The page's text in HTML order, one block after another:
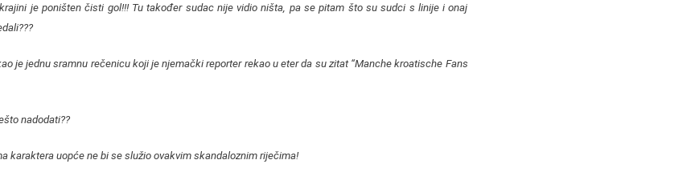
je poništen čisti gol!!! Tu također sudac nije vidio ništa, pa se pitam što su sudci s linije i onaj
je jednu sramnu rečenicu koji je njemački reporter rekao u eter da su zitat “Manche kroatische Fans
nadodati??
karaktera uopće ne bi se služio ovakvim skandaloznim riječima!